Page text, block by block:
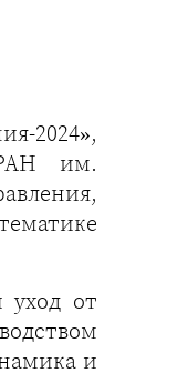
2024»,
им.
уход от
и